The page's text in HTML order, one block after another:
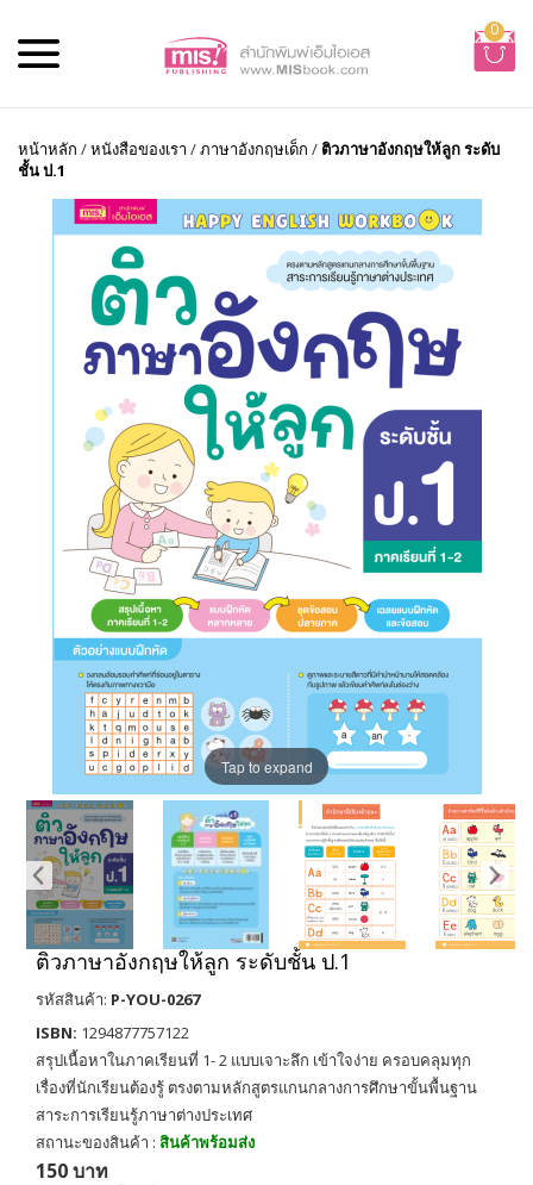
0
หน้าหลัก /หนังสือของเรา /ภาษาอังกฤษเด็ก / ติวภาษาอังกฤษให้ลูก ระดับ
ชั้น ป.1
Tap to expand
ติวภาษาอังกฤษให้ลูก ระดับชั้น ป.1
รหัสสินค้า: P-YOU-0267
ISBN: 1294877757122
สรุปเนื้อหาในภาคเรียนที่ 1- 2 แบบเจาะลึก เข้าใจง่าย ครอบคลุมทุก
เรื่องที่นักเรียนต้องรู้ ตรงตามหลักสูตรแกนกลางการศึกษาขั้นพื้นฐาน
สาระการเรียนรู้ภาษาต่างประเทศ
สถานะของสินค้า : สินค้าพร้อมส่ง
150 บาท